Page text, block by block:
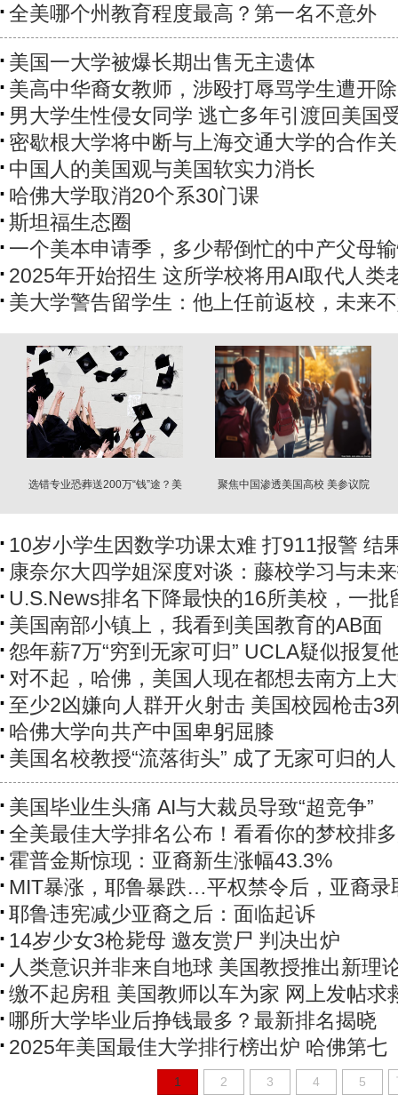
全美哪个州教育程度最高？第一名不意外
美国一大学被爆长期出售无主遗体
美高中华裔女教师，涉殴打辱骂学生遭开除
男大学生性侵女同学 逃亡多年引渡回美国
密歇根大学将中断与上海交通大学的合作
中国人的美国观与美国软实力消长
哈佛大学取消20个系30门课
斯坦福生态圈
一个美本申请季，多少帮倒忙的中产父母
2025年开始招生 这所学校将用AI取代人类
美大学警告留学生：他上任前返校，未来
选错专业恐葬送200万“钱”途？美
聚焦中国渗透美国高校 美参议院
10岁小学生因数学功课太难 打911报警 结
康奈尔大四学姐深度对谈：藤校学习与未
U.S.News排名下降最快的16所美校，一批
美国南部小镇上，我看到美国教育的AB面
怨年薪7万“穷到无家可归” UCLA疑似报复
对不起，哈佛，美国人现在都想去南方上
至少2凶嫌向人群开火射击 美国校园枪击3
哈佛大学向共产中国卑躬屈膝
美国名校教授“流落街头” 成了无家可归的人
美国毕业生头痛 AI与大裁员导致“超竞争”
全美最佳大学排名公布！看看你的梦校排
霍普金斯惊现：亚裔新生涨幅43.3%
MIT暴涨，耶鲁暴跌…平权禁令后，亚裔录
耶鲁违宪减少亚裔之后：面临起诉
14岁少女3枪毙母 邀友赏尸 判决出炉
人类意识并非来自地球 美国教授推出新理
缴不起房租 美国教师以车为家 网上发帖求
哪所大学毕业后挣钱最多？最新排名揭晓
2025年美国最佳大学排行榜出炉 哈佛第七
1 2 3 4 5